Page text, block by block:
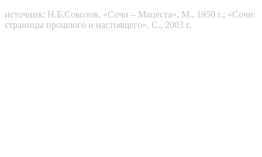
источник: Н.Б.Соколов, «Сочи – Мацеста», М., 1950 г.; «Сочи:
страницы прошлого и настоящего», С., 2003 г.